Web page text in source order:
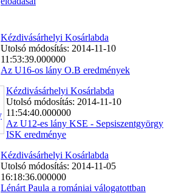
Kézdivásárhelyi Kosárlabda
Utolsó módosítás: 2014-11-10
11:53:39.000000
Az U16-os lány O.B eredmények
Kézdivásárhelyi Kosárlabda
Utolsó módosítás: 2014-11-10
11:54:40.000000
Az U12-es lány KSE - Sepsiszentgyörgy
ISK eredménye
Kézdivásárhelyi Kosárlabda
Utolsó módosítás: 2014-11-05
16:18:36.000000
Lénárt Paula a romániai válogatottban